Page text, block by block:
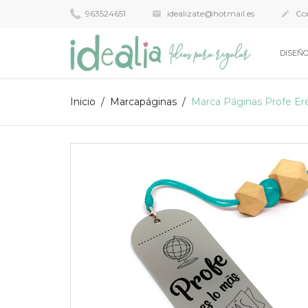
963524651  idealizate@hotmail.es 
Inicio Marcapáginas Marca Páginas Profe